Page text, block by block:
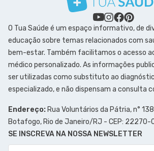
O Tua Saúde é um espaço informativo, de
educação sobre temas relacionados com
bem-estar. Também facilitamos o acesso
médico personalizado. As informações
ser utilizadas como substituto ao
especializado, e não dispensam a consulta
Endereço:Rua Voluntários da Pátria, n°
Botafogo, Rio de Janeiro/RJ - CEP: 22270-
SE INSCREVA NA NOSSA NEWSLETTER